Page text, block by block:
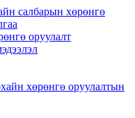
салбарын хөрөнгө
оруулалт
хөрөнгө оруулалтын